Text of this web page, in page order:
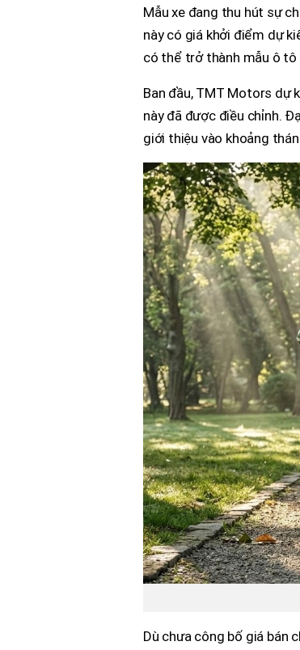
Mẫu xe đang thu hút sự
này có giá khởi điểm dự
có thể trở thành mẫu ô
Ban đầu, TMT Motors dự
này đã được điều chỉnh.
giới thiệu vào khoảng
Dù chưa công bố giá bán